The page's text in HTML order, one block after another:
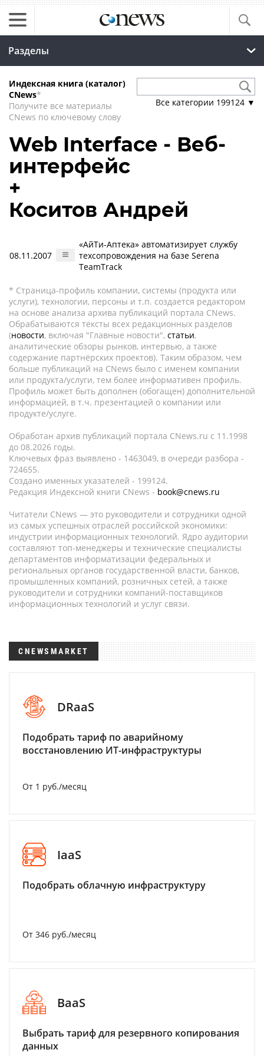
Разделы
Индексная книга (каталог)
CNews*
Получите все материалы
CNews по ключевому слову
Все категории 199124 ▼
Web Interface - Веб-
интерфейс
+
Коситов Андрей
08.11.2007
«АйТи-Аптека» автоматизирует службу
техсопровождения на базе Serena
TeamTrack
* Страница-профиль компании, системы (продукта или
услуги), технологии, персоны и т.п. создается редактором
на основе анализа архива публикаций портала CNews.
Обрабатываются тексты всех редакционных разделов
(новости, включая "Главные новости", статьи,
аналитические обзоры рынков, интервью, а также
содержание партнёрских проектов). Таким образом, чем
больше публикаций на CNews было с именем компании
или продукта/услуги, тем более информативен профиль.
Профиль может быть дополнен (обогащен) дополнительной
информацией, в т.ч. презентацией о компании или
продукте/услуге.
Обработан архив публикаций портала CNews.ru c 11.1998
до 08.2026 годы.
Ключевых фраз выявлено - 1463049, в очереди разбора -
724655.
Создано именных указателей - 199124.
Редакция Индексной книги CNews - book@cnews.ru
Читатели CNews — это руководители и сотрудники одной
из самых успешных отраслей российской экономики:
индустрии информационных технологий. Ядро аудитории
составляют топ-менеджеры и технические специалисты
департаментов информатизации федеральных и
региональных органов государственной власти, банков,
промышленных компаний, розничных сетей, а также
руководители и сотрудники компаний-поставщиков
информационных технологий и услуг связи.
CNEWSMARKET
DRaaS
Подобрать тариф по аварийному
восстановлению ИТ-инфраструктуры
От 1 руб./месяц
IaaS
Подобрать облачную инфраструктуру
От 346 руб./месяц
BaaS
Выбрать тариф для резервного копирования
данных